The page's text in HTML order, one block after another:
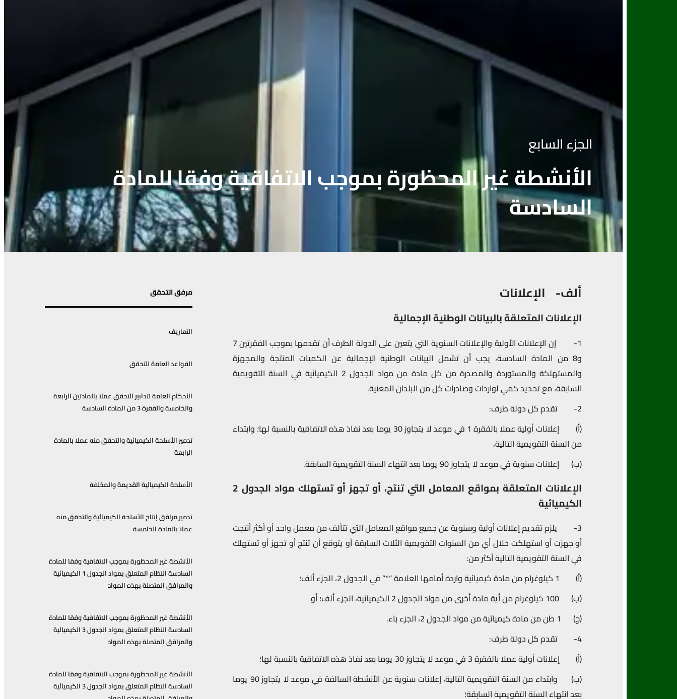
الجزء السابع
الأنشطة غير المحظورة بموجب الاتفاقية وفقا للمادة
السادسة
ألف- الإعلانات
الإعلانات المتعلقة بالبيانات الوطنية الإجمالية
1- إن الإعلانات الأولية والإعلانات السنوية التي يتعين على الدولة الطرف أن تقدمها بموجب الفقرتين 7
و8 من المادة السادسة، يجب أن تشمل البيانات الوطنية الإجمالية عن الكميات المنتجة والمجهزة
والمستهلكة والمستوردة والمصدرة من كل مادة من مواد الجدول 2 الكيميائية في السنة التقويمية
السابقة، مع تحديد كمي لواردات وصادرات كل من البلدان المعنية.
2- تقدم كل دولة طرف:
(أ) إعلانات أولية عملا بالفقرة 1 في موعد لا يتجاوز 30 يوما بعد نفاذ هذه الاتفاقية بالنسبة لها؛ وابتداء
من السنة التقويمية التالية،
(ب) إعلانات سنوية في موعد لا يتجاوز 90 يوما بعد انتهاء السنة التقويمية السابقة.
الإعلانات المتعلقة بمواقع المعامل التي تنتج، أو تجهز أو تستهلك مواد الجدول 2
الكيميائية
3- يلزم تقديم إعلانات أولية وسنوية عن جميع مواقع المعامل التي تتألف من معمل واحد أو أكثر أنتجت
أو جهزت أو استهلكت خلال أي من السنوات التقويمية الثلاث السابقة أو يتوقع أن تنتج أو تجهز أو تستهلك
في السنة التقويمية التالية أكثر من:
(أ) 1 كيلوغرام من مادة كيميائية واردة أمامها العلامة “*” في الجدول 2، الجزء ألف؛
(ب) 100 كيلوغرام من أية مادة أخرى من مواد الجدول 2 الكيميائية، الجزء ألف؛ أو
(ج) 1 طن من مادة كيميائية من مواد الجدول 2، الجزء باء.
4- تقدم كل دولة طرف:
(أ) إعلانات أولية عملا بالفقرة 3 في موعد لا يتجاوز 30 يوما بعد نفاذ هذه الاتفاقية بالنسبة لها؛
(ب) وابتداء من السنة التقويمية التالية، إعلانات سنوية عن الأنشطة السالفة في موعد لا يتجاوز 90 يوما
بعد انتهاء السنة التقويمية السابقة؛
مرفق التحقق
التعاريف
القواعد العامة للتحقق
الأحكام العامة لتدابير التحقق عملا بالمادتين الرابعة
والخامسة والفقرة 3 من المادة السادسة
تدمير الأسلحة الكيميائية والتحقق منه عملا بالمادة
الرابعة
الأسلحة الكيميائية القديمة والمخلفة
تدمير مرافق إنتاج الأسلحة الكيميائية والتحقق منه
عملا بالمادة الخامسة
الأنشطة غير المحظورة بموجب الاتفاقية وفقا للمادة
السادسة النظام المتعلق بمواد الجدول 1 الكيميائية
والمرافق المتصلة بهذه المواد
الأنشطة غير المحظورة بموجب الاتفاقية وفقا للمادة
السادسة النظام المتعلق بمواد الجدول 3 الكيميائية
والمرافق المتصلة بهذه المواد
الأنشطة غير المحظورة بموجب الاتفاقية وفقا للمادة
السادسة النظام المتعلق بمواد الجدول 3 الكيميائية